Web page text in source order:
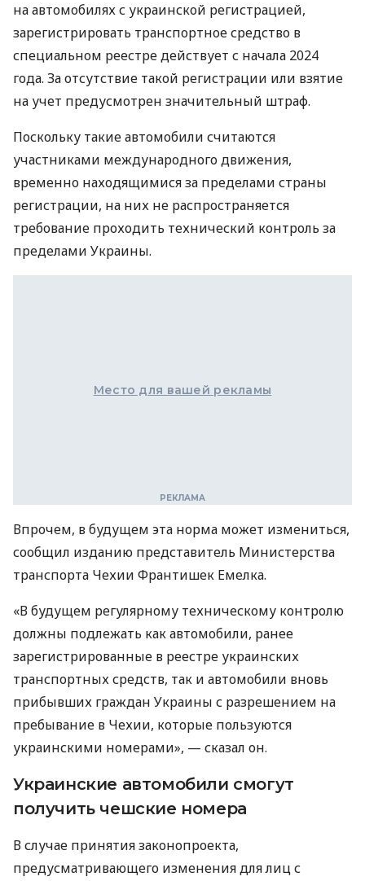
на автомобилях с украинской регистрацией,
зарегистрировать транспортное средство в
специальном реестре действует с начала 2024
года. За отсутствие такой регистрации или взятие
на учет предусмотрен значительный штраф.
Поскольку такие автомобили считаются
участниками международного движения,
временно находящимися за пределами страны
регистрации, на них не распространяется
требование проходить технический контроль за
пределами Украины.
Место для вашей рекламы
Впрочем, в будущем эта норма может измениться,
сообщил изданию представитель Министерства
транспорта Чехии Франтишек Емелка.
«В будущем регулярному техническому контролю
должны подлежать как автомобили, ранее
зарегистрированные в реестре украинских
транспортных средств, так и автомобили вновь
прибывших граждан Украины с разрешением на
пребывание в Чехии, которые пользуются
украинскими номерами», — сказал он.
Украинские автомобили смогут
получить чешские номера
В случае принятия законопроекта,
предусматривающего изменения для лиц с